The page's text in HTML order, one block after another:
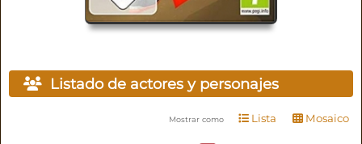
Listado de actores y personajes
Mostrar como Lista Mosaico